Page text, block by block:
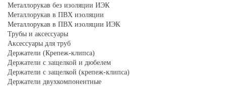
Металлорукав без изоляции ИЭК
Металлорукав в ПВХ изоляции
Металлорукав в ПВХ изоляции ИЭК
Трубы и аксессуары
Аксессуары для труб
Держатели (Крепеж-клипса)
Держатели с защелкой и дюбелем
Держатели с защелкой (крепеж-клипса)
Держатели двухкомпонентные